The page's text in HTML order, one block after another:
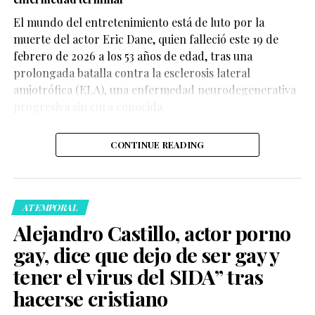
1.7k
Compartir
Brunch y experiencias wellness
Código de vestimenta y uso limitado de celulares
Les recuerdo que
Marlon Wayans,
productor de scary
El mundo del entretenimiento está de luto por la
muerte del actor Eric Dane, quien falleció este 19 de
febrero de 2026 a los 53 años de edad, tras una
prolongada batalla contra la esclerosis lateral
amiotrófica (ELA), una enfermedad neurodegenerativa
CONTINUE READING
ATEMPORAL
Alejandro Castillo, actor porno
gay, dice que dejo de ser gay y
tener el virus del SIDA” tras
hacerse cristiano